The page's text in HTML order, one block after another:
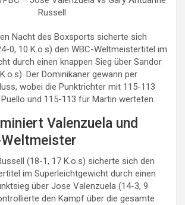
Russell
Nacht des Boxsports sicherte sich
0, 10 K.o.s) den WBC-Weltmeistertitel im
durch einen knappen Sieg über Sandor
Der Dominikaner gewann per
wobei die Punktrichter mit 115-113
und 115-113 für Martin werteten.
Valenzuela und
(18-1, 17 K.o.s) sicherte sich den
im Superleichtgewicht durch einen
über Jose Valenzuela (14-3, 9
den Kampf über die gesamte